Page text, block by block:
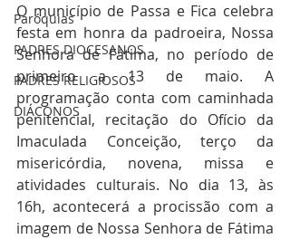
Paróquias
PADRES DIOCESANOS
PADRES RELIGIOSOS
DIÁCONOS
O município de Passa e Fica celebra
festa em honra da padroeira, Nossa
Senhora de Fátima, no período de
primeiro a 13 de maio. A
programação conta com caminhada
penitencial, recitação do Ofício da
Imaculada Conceição, terço da
misericórdia, novena, missa e
atividades culturais. No dia 13, às
16h, acontecerá a procissão com a
imagem de Nossa Senhora de Fátima